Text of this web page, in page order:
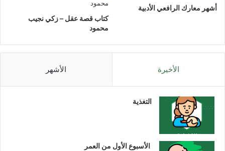
أشهر معارك الرافعي الأدبية
كتاب قصة عقل – زكي نجيب
محمود
الأخيرة الأشهر
التغذية
الأسبوع الأول من العمر